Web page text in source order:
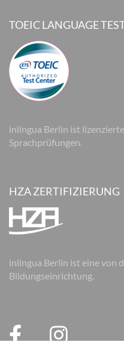
TOEIC LANGUAGE
inlingua Berlin ist
Sprachprüfungen.
HZA ZERTIFIZIERUNG
inlingua Berlin ist eine von
Bildungseinrichtung.